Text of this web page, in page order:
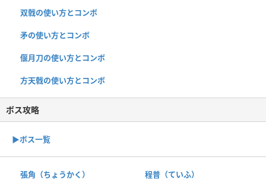
双戟の使い方とコンボ
矛の使い方とコンボ
偃月刀の使い方とコンボ
方天戟の使い方とコンボ
ボス攻略
▶︎ボス一覧
張角（ちょうかく） 程普（ていふ）